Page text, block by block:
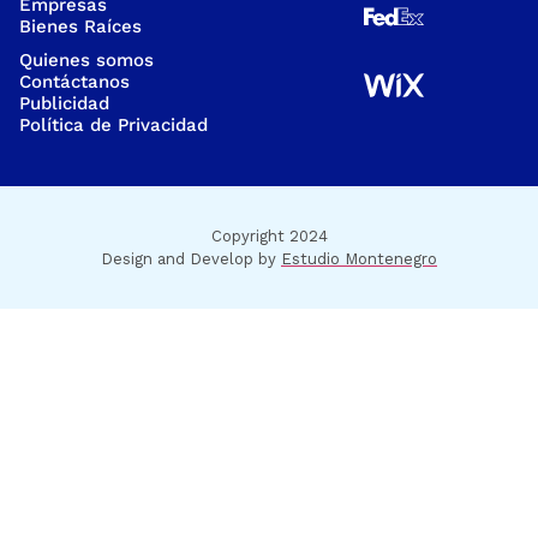
Empresas
Bienes Raíces
Quienes somos
Contáctanos
Publicidad
Política de Privacidad
Copyright 2024
Design and Develop by Estudio Montenegro